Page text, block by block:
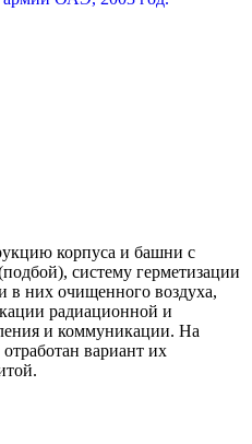
корпуса и башни с
систему герметизации
в них очищенного воздуха,
радиационной и
и коммуникации. На
вариант их